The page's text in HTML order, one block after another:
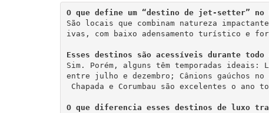
O que define um “destino de jet-setter”
São locais que combinam natureza
ivas, com baixo adensamento turístico e
Esses destinos são acessíveis durante todo
Sim. Porém, alguns têm temporadas ideais:
entre julho e dezembro; Cânions gaúchos no
Chapada e Corumbau são excelentes o ano
O que diferencia esses destinos de luxo